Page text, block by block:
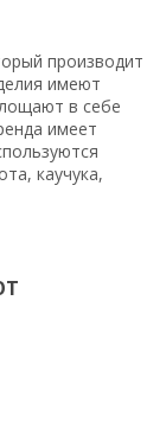
производит
имеют
в себе
имеет
каучука,